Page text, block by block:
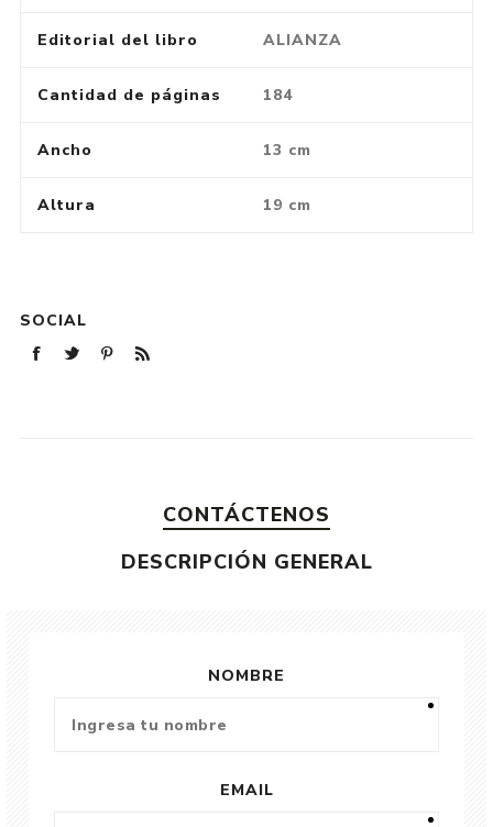
Editorial del libro ALIANZA
Cantidad de páginas 184
Ancho 13 cm
Altura 19 cm
SOCIAL
CONTÁCTENOS
DESCRIPCIÓN GENERAL
NOMBRE
EMAIL